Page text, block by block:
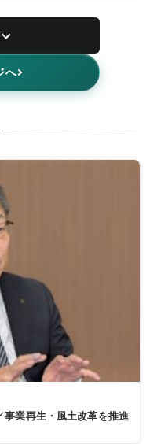
へ
業再生・風土改革を推進